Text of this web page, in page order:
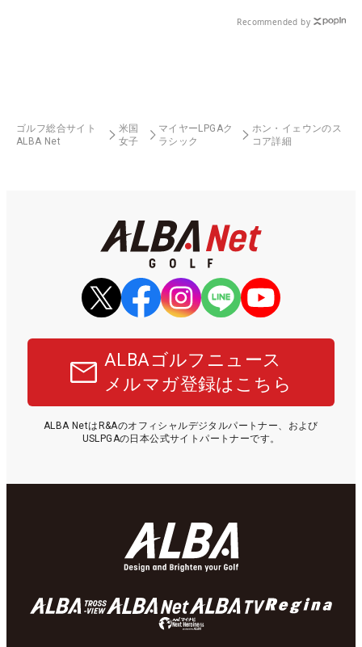
Recommended by
ゴルフ総合サイト
ALBA Net
米国
女子
マイヤーLPGAク
ラシック
ホン・イェウンのス
コア詳細
ALBAゴルフニュース
メルマガ登録はこちら
ALBA NetはR&Aのオフィシャルデジタルパートナー、および
USLPGAの日本公式サイトパートナーです。